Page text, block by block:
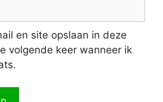
en site opslaan in deze
volgende keer wanneer ik